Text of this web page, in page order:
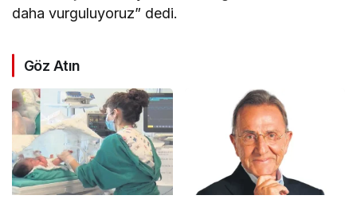
daha vurguluyoruz” dedi.
Göz Atın